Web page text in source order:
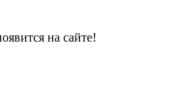
на сайте!